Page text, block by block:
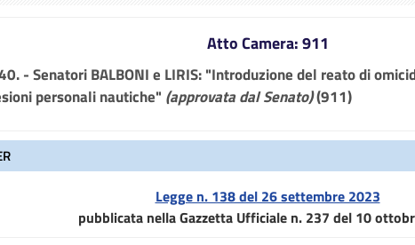
Atto Camera: 911
- Senatori BALBONI e LIRIS: "Introduzione del reato di
personali nautiche" (approvata dal Senato)(911)
Legge n. 138 del 26 settembre 2023
pubblicata nella Gazzetta Ufficiale n. 237 del 10